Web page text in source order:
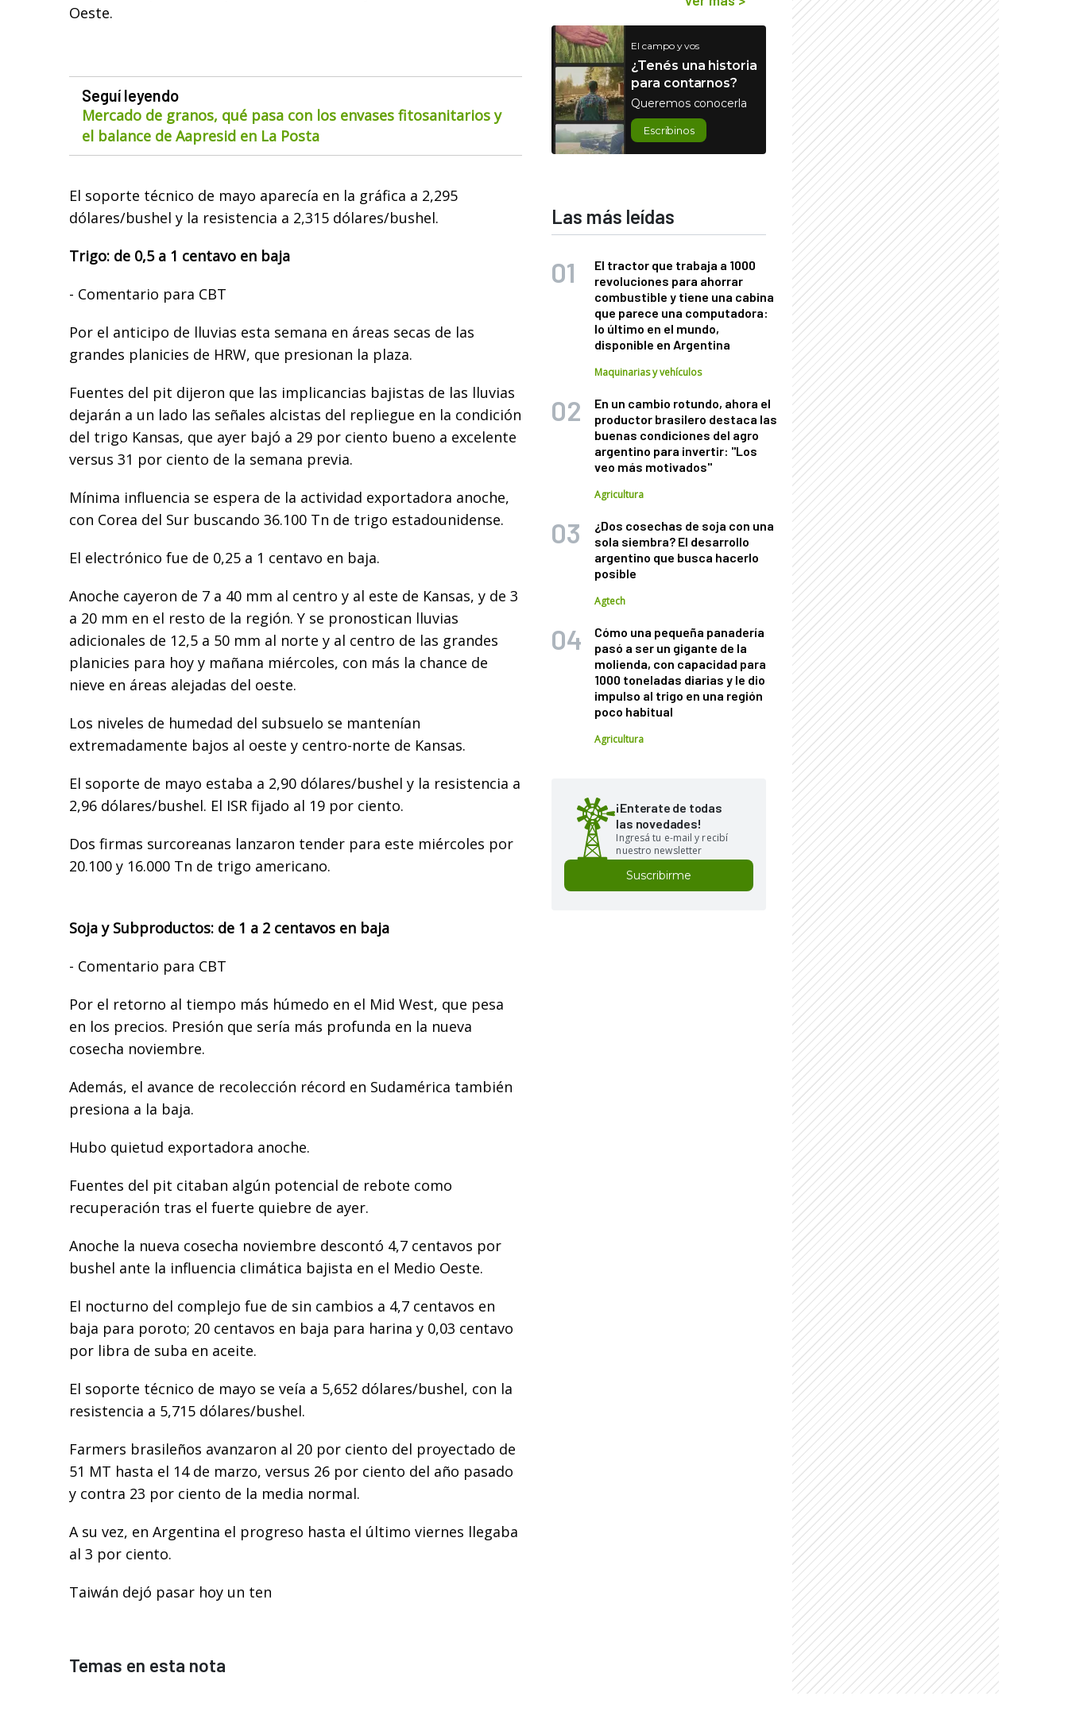
Oeste.
Seguí leyendo
Mercado de granos, qué pasa con los envases fitosanitarios y
el balance de Aapresid en La Posta
El soporte técnico de mayo aparecía en la gráfica a 2,295
dólares/bushel y la resistencia a 2,315 dólares/bushel.
Trigo: de 0,5 a 1 centavo en baja
- Comentario para CBT
Por el anticipo de lluvias esta semana en áreas secas de las
grandes planicies de HRW, que presionan la plaza.
Fuentes del pit dijeron que las implicancias bajistas de las lluvias
dejarán a un lado las señales alcistas del repliegue en la condición
del trigo Kansas, que ayer bajó a 29 por ciento bueno a excelente
versus 31 por ciento de la semana previa.
Mínima influencia se espera de la actividad exportadora anoche,
con Corea del Sur buscando 36.100 Tn de trigo estadounidense.
El electrónico fue de 0,25 a 1 centavo en baja.
Anoche cayeron de 7 a 40 mm al centro y al este de Kansas, y de 3
a 20 mm en el resto de la región. Y se pronostican lluvias
adicionales de 12,5 a 50 mm al norte y al centro de las grandes
planicies para hoy y mañana miércoles, con más la chance de
nieve en áreas alejadas del oeste.
Los niveles de humedad del subsuelo se mantenían
extremadamente bajos al oeste y centro-norte de Kansas.
El soporte de mayo estaba a 2,90 dólares/bushel y la resistencia a
2,96 dólares/bushel. El ISR fijado al 19 por ciento.
Dos firmas surcoreanas lanzaron tender para este miércoles por
20.100 y 16.000 Tn de trigo americano.
Soja y Subproductos: de 1 a 2 centavos en baja
- Comentario para CBT
Por el retorno al tiempo más húmedo en el Mid West, que pesa
en los precios. Presión que sería más profunda en la nueva
cosecha noviembre.
Además, el avance de recolección récord en Sudamérica también
presiona a la baja.
Hubo quietud exportadora anoche.
Fuentes del pit citaban algún potencial de rebote como
recuperación tras el fuerte quiebre de ayer.
Anoche la nueva cosecha noviembre descontó 4,7 centavos por
bushel ante la influencia climática bajista en el Medio Oeste.
El nocturno del complejo fue de sin cambios a 4,7 centavos en
baja para poroto; 20 centavos en baja para harina y 0,03 centavo
por libra de suba en aceite.
El soporte técnico de mayo se veía a 5,652 dólares/bushel, con la
resistencia a 5,715 dólares/bushel.
Farmers brasileños avanzaron al 20 por ciento del proyectado de
51 MT hasta el 14 de marzo, versus 26 por ciento del año pasado
y contra 23 por ciento de la media normal.
A su vez, en Argentina el progreso hasta el último viernes llegaba
al 3 por ciento.
Taiwán dejó pasar hoy un ten
El campo y vos
¿Tenés una historia
para contarnos?
Queremos conocerla
Escribinos
Las más leídas
El tractor que trabaja a 1000
revoluciones para ahorrar
combustible y tiene una cabina
que parece una computadora:
lo último en el mundo,
disponible en Argentina
Maquinarias y vehículos
En un cambio rotundo, ahora el
productor brasilero destaca las
buenas condiciones del agro
argentino para invertir: "Los
veo más motivados"
Agricultura
¿Dos cosechas de soja con una
sola siembra? El desarrollo
argentino que busca hacerlo
posible
Agtech
Cómo una pequeña panadería
pasó a ser un gigante de la
molienda, con capacidad para
1000 toneladas diarias y le dio
impulso al trigo en una región
poco habitual
Agricultura
¡Enterate de todas
las novedades!
Ingresá tu e-mail y recibí
nuestro newsletter
Suscribirme
Temas en esta nota